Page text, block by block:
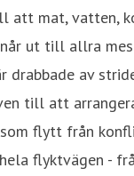
att mat, vatten,
ut till allra
drabbade av
till att
flytt från
flyktvägen -